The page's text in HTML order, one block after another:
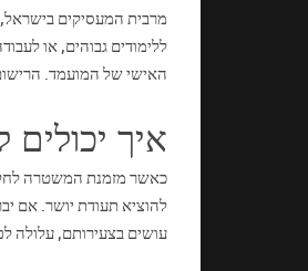
מרבית המעסיקים בישראל,
ללימודים גבוהים, או
האישי של המועמד.
איך
כאשר מזמנת המשטרה
להוציא תעודת יושר. אם
עושים בצעירותם, עלולה